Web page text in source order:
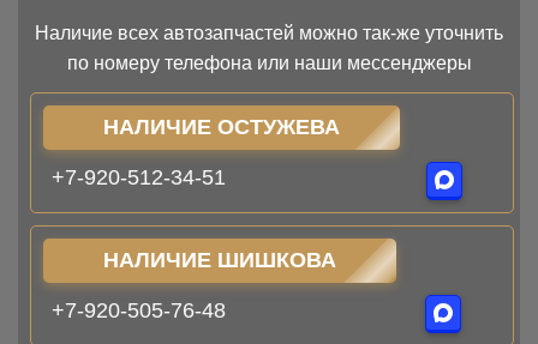
Наличие всех автозапчастей можно так-же уточнить
по номеру телефона или наши мессенджеры
НАЛИЧИЕ ОСТУЖЕВА
+7-920-512-34-51
НАЛИЧИЕ ШИШКОВА
+7-920-505-76-48